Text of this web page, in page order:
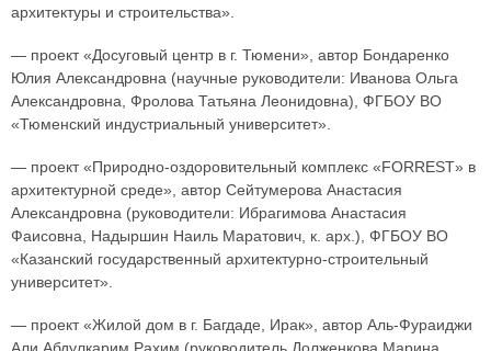
архитектуры и строительства».
— проект «Досуговый центр в г. Тюмени», автор Бондаренко
Юлия Александровна (научные руководители: Иванова Ольга
Александровна, Фролова Татьяна Леонидовна), ФГБОУ ВО
«Тюменский индустриальный университет».
— проект «Природно-оздоровительный комплекс «FORREST» в
архитектурной среде», автор Сейтумерова Анастасия
Александровна (руководители: Ибрагимова Анастасия
Фаисовна, Надыршин Наиль Маратович, к. арх.), ФГБОУ ВО
«Казанский государственный архитектурно-строительный
университет».
— проект «Жилой дом в г. Багдаде, Ирак», автор Аль-Фураиджи